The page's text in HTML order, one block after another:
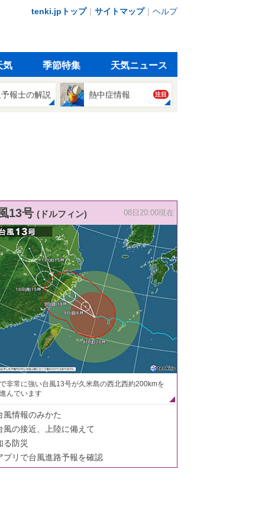
tenki.jpトップ｜ サイトマップ｜ ヘルプ
気 季節特集 天気ニュース
報士の解説 熱中症情報 注目
13号 (ドルフィン) 08日20:00現在
非常に強い台風13号が久米島の西北西約200kmを
んでいます
風情報のみかた
風の接近、上陸に備えて
る防災
プリで台風進路予報を確認